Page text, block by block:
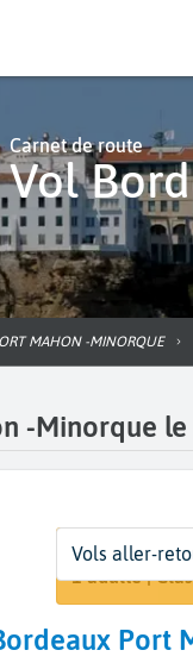
Carnet de route
Vol
MAHON -MINORQUE
-Minorque
Départ
Bordeaux
Dates
Dates de
Voyageurs | Classe
1 adulte |
Vols aller-
Port